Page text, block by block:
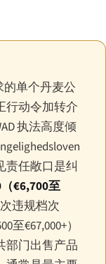
的单个丹麦公
行动令加转介
执法高度倾
责任敞口是纠
€6,700至
违规档次
至€67,000+）
部门出售产品